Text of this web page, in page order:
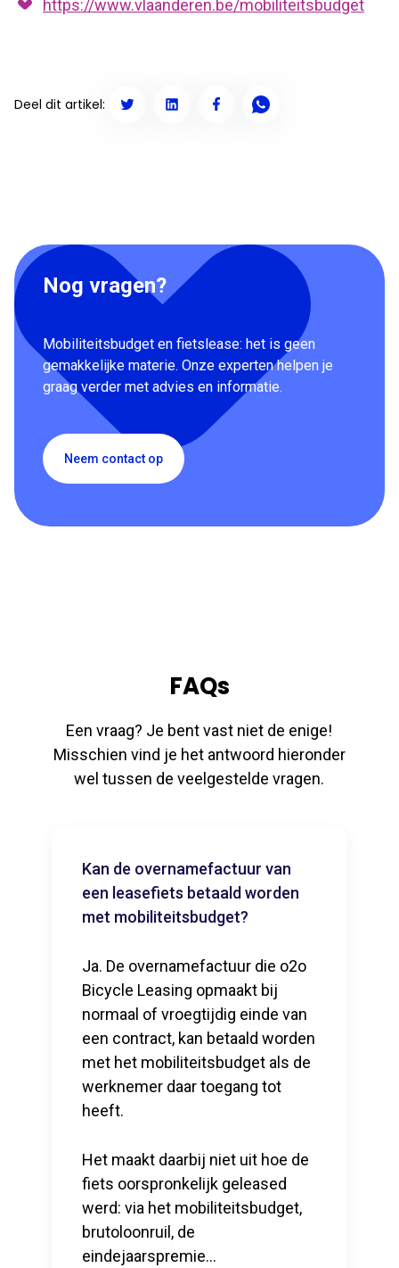
Deel dit artikel:
https://www.vlaanderen.be/mobiliteitsbudget
Nog vragen?
Mobiliteitsbudget en fietslease: het is geen
gemakkelijke materie. Onze experten helpen je
graag verder met advies en informatie.
Neem contact op
FAQs
Een vraag? Je bent vast niet de enige!
Misschien vind je het antwoord hieronder
wel tussen de veelgestelde vragen.
Kan de overnamefactuur van
een leasefiets betaald worden
met mobiliteitsbudget?
Ja. De overnamefactuur die o2o
Bicycle Leasing opmaakt bij
normaal of vroegtijdig einde van
een contract, kan betaald worden
met het mobiliteitsbudget als de
werknemer daar toegang tot
heeft.
Het maakt daarbij niet uit hoe de
fiets oorspronkelijk geleased
werd: via het mobiliteitsbudget,
brutoloonruil, de
eindejaarspremie...